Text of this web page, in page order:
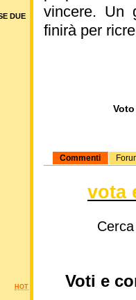
vincere. Un
finirà per
Commenti
vota
Voti e
DUE
HOT